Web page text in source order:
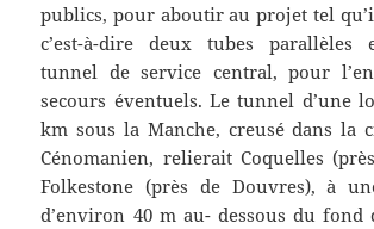
publics, pour aboutir au projet tel
c’est-à-dire deux tubes parallèles
tunnel de service central, pour
secours éventuels. Le tunnel d’une
km sous la Manche, creusé dans la
Cénomanien, relierait Coquelles
Folkestone (près de Douvres), à
d’environ 40 m au- dessous du fond